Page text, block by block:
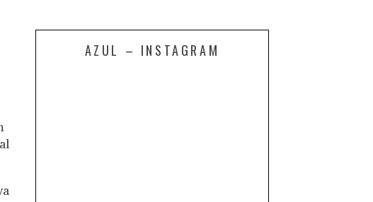
AZUL – INSTAGRAM